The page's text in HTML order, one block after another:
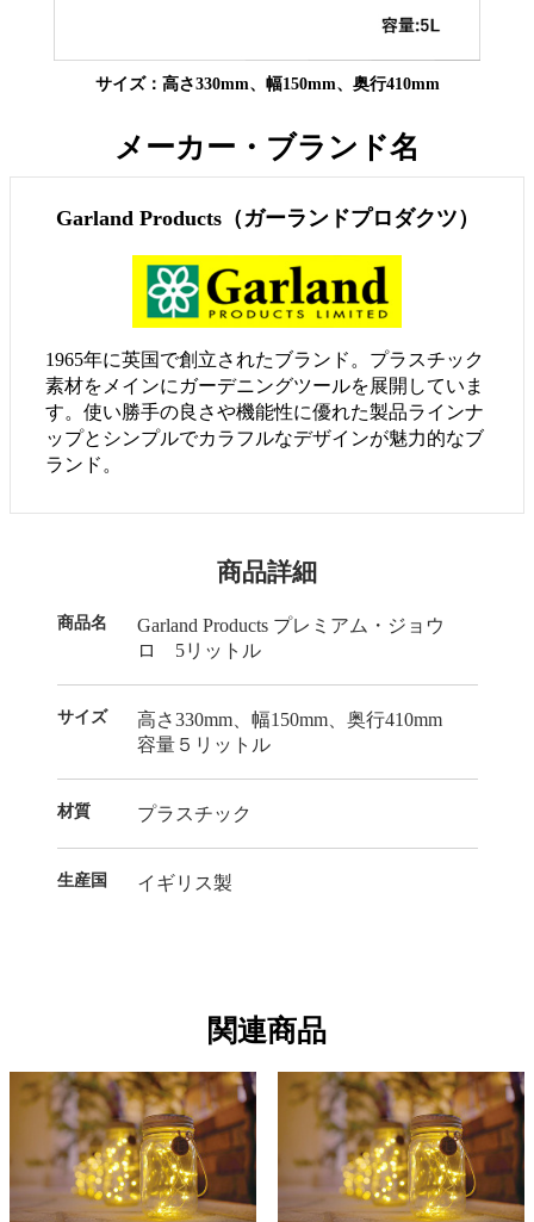
サイズ：高さ330mm、幅150mm、奥行410mm
メーカー・ブランド名
Garland Products（ガーランドプロダクツ）
1965年に英国で創立されたブランド。プラスチック
素材をメインにガーデニングツールを展開していま
す。使い勝手の良さや機能性に優れた製品ラインナ
ップとシンプルでカラフルなデザインが魅力的なブ
ランド。
商品詳細
商品名
Garland Products プレミアム・ジョウ
ロ 5リットル
サイズ
高さ330mm、幅150mm、奥行410mm
容量５リットル
材質 プラスチック
生産国 イギリス製
関連商品